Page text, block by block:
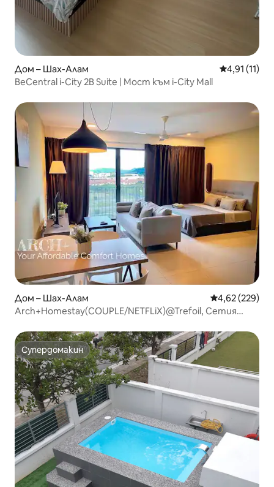
Дом – Шах-Алам Средна
4,91 (11)
BeCentral i-City 2B Suite | Мост към i-City Mall
Дом – Шах-Алам Средна
4,62 (229)
Arch+Homestay(COUPLE/NETFLiX)@Trefoil, Сетия
Супердомакин
Супердомакин